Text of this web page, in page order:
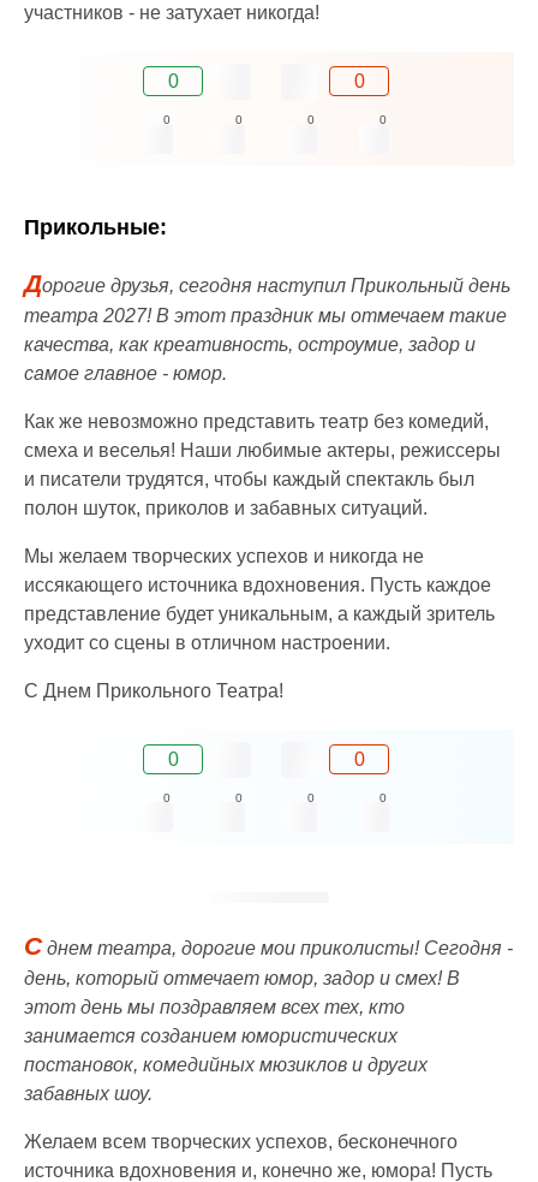
участников - не затухает никогда!
0 0
0 0 0 0
Прикольные:
Дорогие друзья, сегодня наступил Прикольный день
театра 2027! В этот праздник мы отмечаем такие
качества, как креативность, остроумие, задор и
самое главное - юмор.
Как же невозможно представить театр без комедий,
смеха и веселья! Наши любимые актеры, режиссеры
и писатели трудятся, чтобы каждый спектакль был
полон шуток, приколов и забавных ситуаций.
Мы желаем творческих успехов и никогда не
иссякающего источника вдохновения. Пусть каждое
представление будет уникальным, а каждый зритель
уходит со сцены в отличном настроении.
С Днем Прикольного Театра!
0 0
0 0 0 0
Сднем театра, дорогие мои приколисты! Сегодня -
день, который отмечает юмор, задор и смех! В
этот день мы поздравляем всех тех, кто
занимается созданием юмористических
постановок, комедийных мюзиклов и других
забавных шоу.
Желаем всем творческих успехов, бесконечного
источника вдохновения и, конечно же, юмора! Пусть